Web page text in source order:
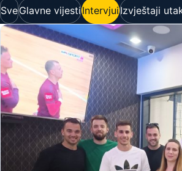
SveGlavne vijestiIntervjuiIzvještaji